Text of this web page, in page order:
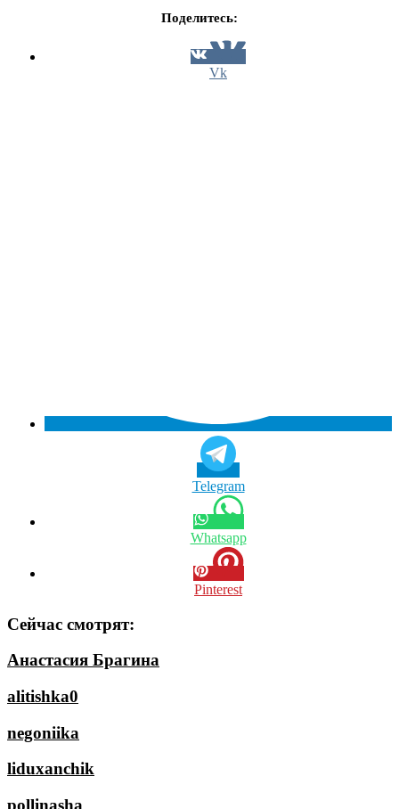
Поделитесь:
Vk
Telegram
Whatsapp
Pinterest
Сейчас смотрят:
Анастасия Брагина
alitishka0
negoniika
liduxanchik
pollinasha